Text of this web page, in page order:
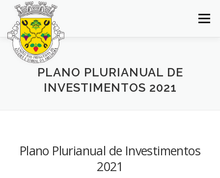
Saltar
conteúdo
Menu
INÍCIO JUNTA DE FREGUESIA
BALCÃO VIRTUAL NOTÍCIAS MAPA
PLANO PLURIANUAL DE
INVESTIMENTOS 2021
Plano Plurianual de Investimentos
2021